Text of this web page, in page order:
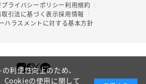
プライバシーポリシー利用規約
引法に基づく表示採用情報
ハラスメントに対する基本方針
利便性向上のため、
Cookieの使用に関して